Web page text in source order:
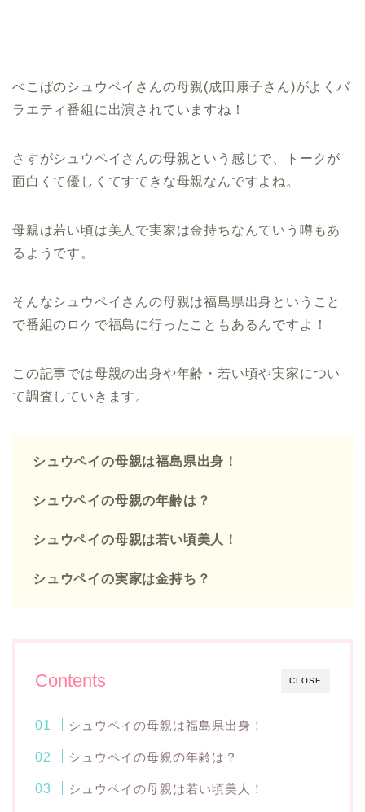
ぺこぱのシュウペイさんの母親(成田康子さん)がよくバ
ラエティ番組に出演されていますね！
さすがシュウペイさんの母親という感じで、トークが
面白くて優しくてすてきな母親なんですよね。
母親は若い頃は美人で実家は金持ちなんていう噂もあ
るようです。
そんなシュウペイさんの母親は福島県出身ということ
で番組のロケで福島に行ったこともあるんですよ！
この記事では母親の出身や年齢・若い頃や実家につい
て調査していきます。
シュウペイの母親は福島県出身！
シュウペイの母親の年齢は？
シュウペイの母親は若い頃美人！
シュウペイの実家は金持ち？
CLOSE
Contents
シュウペイの母親は福島県出身！
シュウペイの母親の年齢は？
シュウペイの母親は若い頃美人！